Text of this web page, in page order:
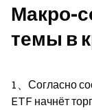
Макро-
темы в
1、Согласно
ETF начнёт